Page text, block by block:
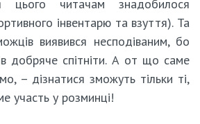
цього читачам знадобилося
інвентарю та взуття). Та
виявився несподіваним, бо
добряче спітніти. А от що саме
– дізнатися зможуть тільки ті,
участь у розминці!